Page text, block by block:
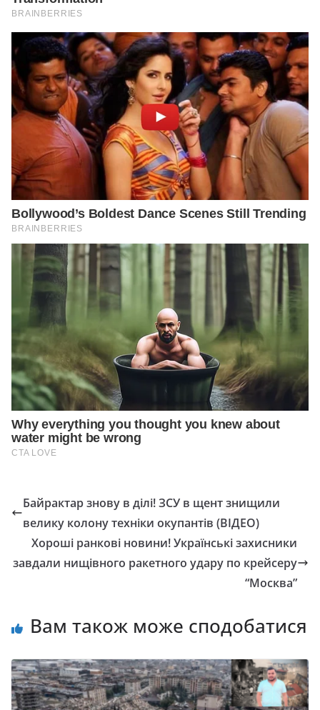
Байрактар знову в ділі! ЗСУ в щент знищили
велику колону техніки окупантів (ВІДЕО)
Хороші ранкові новини! Українські захисники
завдали нищівного ракетного удару по крейсеру
“Москва”
Вам також може сподобатися